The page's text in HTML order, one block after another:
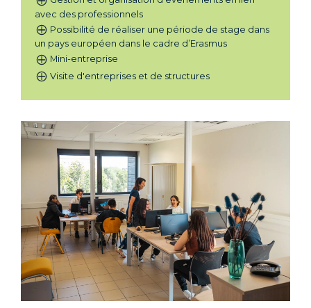
avec des professionnels
Possibilité de réaliser une période de stage dans
un pays européen dans le cadre d’Erasmus
Mini-entreprise
Visite d'entreprises et de structures